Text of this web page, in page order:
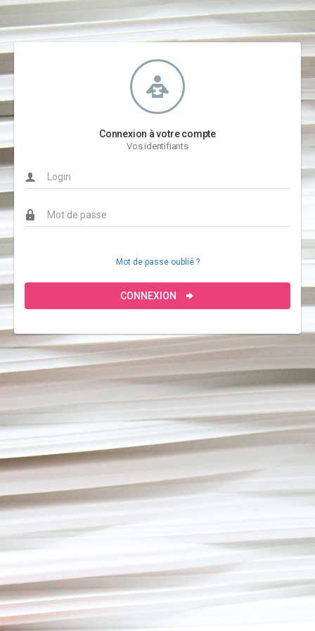
Connexion à votre compte
Vos identifiants
Mot de passe oublié ?
CONNEXION